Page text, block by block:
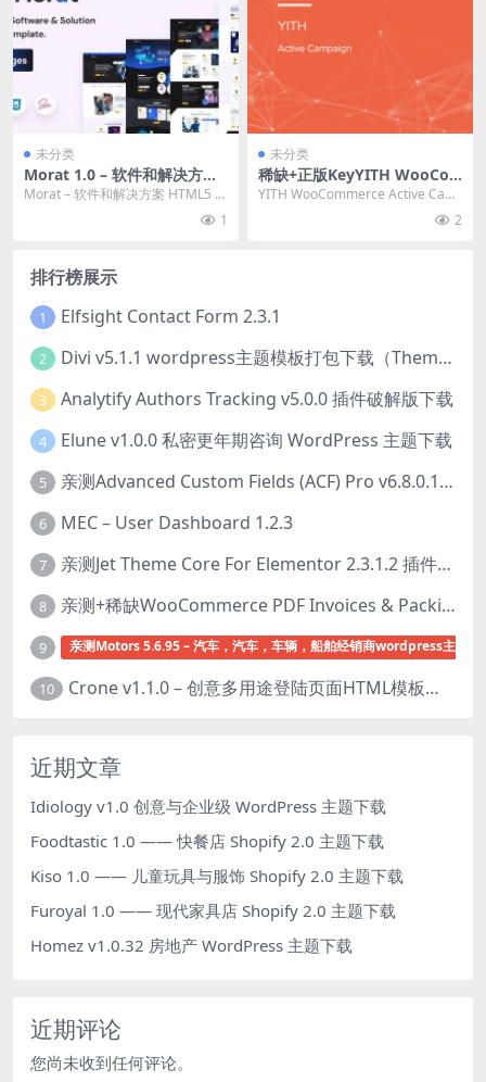
未分类
Morat 1.0 – 软件和解决方案
HTML5 模板下载
Morat – 软件和解决方案 HTML5 模
1
未分类
稀缺+正版KeyYITH WooCo
mmerce Active Campaign
YITH WooCommerce Active Cam
2
排行榜展示
1 Elfsight Contact Form 2.3.1
2 Divi v5.1.1 wordpress主题模板打包下载（Theme + Builder+ Extra Theme + Templates + Layouts + PSD）
3 Analytify Authors Tracking v5.0.0 插件破解版下载
4 Elune v1.0.0 私密更年期咨询 WordPress 主题下载
5 亲测Advanced Custom Fields (ACF) Pro v6.8.0.1 + Advanced Custom Fields: Extended PRO v0.9.2.3 | 网站开发自定义字段插件下载
6 MEC – User Dashboard 1.2.3
7 亲测Jet Theme Core For Elementor 2.3.1.2 插件下载
8 亲测+稀缺WooCommerce PDF Invoices & Packing Slips Professional v2.20.0 + Templates v2.25.1 [by WpOverNight] WooCommerce PDF 发票和装箱单插件下载
9 亲测Motors 5.6.95 – 汽车，汽车，车辆，船舶经销商wordpress主题下
10 Crone v1.1.0 – 创意多用途登陆页面HTML模板下载
近期文章
Idiology v1.0 创意与企业级 WordPress 主题下载
Foodtastic 1.0 —— 快餐店 Shopify 2.0 主题下载
Kiso 1.0 —— 儿童玩具与服饰 Shopify 2.0 主题下载
Furoyal 1.0 —— 现代家具店 Shopify 2.0 主题下载
Homez v1.0.32 房地产 WordPress 主题下载
近期评论
您尚未收到任何评论。